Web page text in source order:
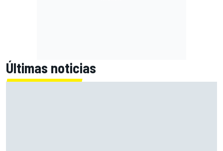
Últimas noticias